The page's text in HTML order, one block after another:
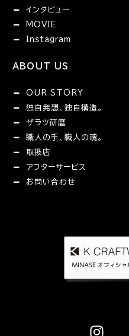
インタビュー
MOVIE
Instagram
ABOUT US
OUR STORY
独自発想、独自構造。
ザラツ研磨
職人の手、職人の魂。
取扱店
アフターサービス
お問い合わせ